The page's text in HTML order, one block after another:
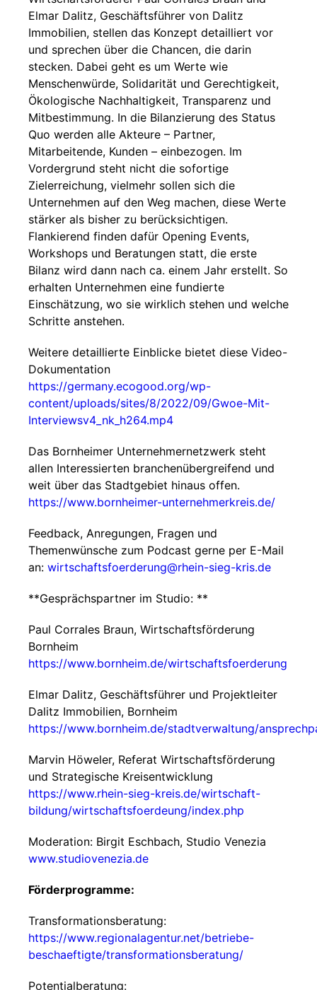
Elmar Dalitz, Geschäftsführer von Dalitz
Immobilien, stellen das Konzept detailliert vor
und sprechen über die Chancen, die darin
stecken. Dabei geht es um Werte wie
Menschenwürde, Solidarität und Gerechtigkeit,
Ökologische Nachhaltigkeit, Transparenz und
Mitbestimmung. In die Bilanzierung des Status
Quo werden alle Akteure – Partner,
Mitarbeitende, Kunden – einbezogen. Im
Vordergrund steht nicht die sofortige
Zielerreichung, vielmehr sollen sich die
Unternehmen auf den Weg machen, diese Werte
stärker als bisher zu berücksichtigen.
Flankierend finden dafür Opening Events,
Workshops und Beratungen statt, die erste
Bilanz wird dann nach ca. einem Jahr erstellt. So
erhalten Unternehmen eine fundierte
Einschätzung, wo sie wirklich stehen und welche
Schritte anstehen.
Weitere detaillierte Einblicke bietet diese Video-
Dokumentation
https://germany.ecogood.org/wp-
content/uploads/sites/8/2022/09/Gwoe-Mit-
Interviewsv4_nk_h264.mp4
Das Bornheimer Unternehmernetzwerk steht
allen Interessierten branchenübergreifend und
weit über das Stadtgebiet hinaus offen.
https://www.bornheimer-unternehmerkreis.de/
Feedback, Anregungen, Fragen und
Themenwünsche zum Podcast gerne per E-Mail
an: wirtschaftsfoerderung@rhein-sieg-kris.de
**Gesprächspartner im Studio: **
Paul Corrales Braun, Wirtschaftsförderung
Bornheim
https://www.bornheim.de/wirtschaftsfoerderung
Elmar Dalitz, Geschäftsführer und Projektleiter
Dalitz Immobilien, Bornheim
https://www.bornheim.de/stadtverwaltung/
Marvin Höweler, Referat Wirtschaftsförderung
und Strategische Kreisentwicklung
https://www.rhein-sieg-kreis.de/wirtschaft-
bildung/wirtschaftsfoerdeung/index.php
Moderation: Birgit Eschbach, Studio Venezia
www.studiovenezia.de
Förderprogramme:
Transformationsberatung:
https://www.regionalagentur.net/betriebe-
beschaeftigte/transformationsberatung/
Potentialberatung: